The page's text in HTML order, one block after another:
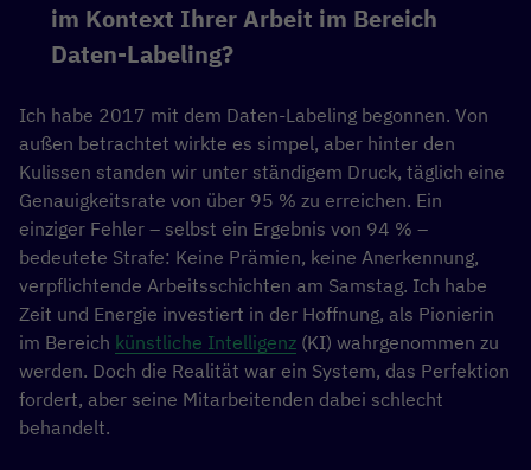
im Kontext Ihrer Arbeit im Bereich
Daten-Labeling?
Ich habe 2017 mit dem Daten-Labeling begonnen. Von
außen betrachtet wirkte es simpel, aber hinter den
Kulissen standen wir unter ständigem Druck, täglich eine
Genauigkeitsrate von über 95 % zu erreichen. Ein
einziger Fehler – selbst ein Ergebnis von 94 % –
bedeutete Strafe: Keine Prämien, keine Anerkennung,
verpflichtende Arbeitsschichten am Samstag. Ich habe
Zeit und Energie investiert in der Hoffnung, als Pionierin
im Bereich künstliche Intelligenz (KI) wahrgenommen zu
werden. Doch die Realität war ein System, das Perfektion
fordert, aber seine Mitarbeitenden dabei schlecht
behandelt.